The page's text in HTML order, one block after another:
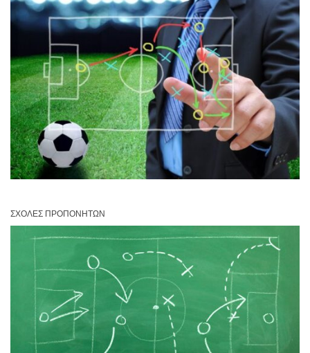
ΣΧΟΛΈΣ ΠΡΟΠΟΝΗΤΏΝ